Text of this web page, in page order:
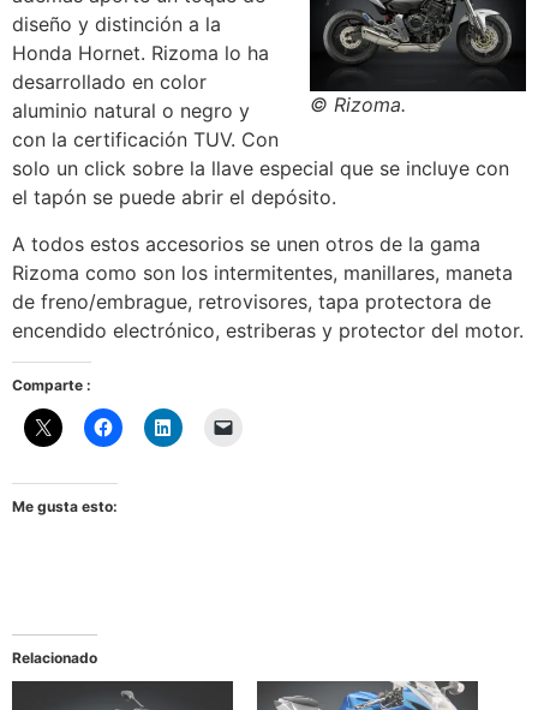
© Rizoma.
diseño y distinción a la
Honda Hornet. Rizoma lo ha
desarrollado en color
aluminio natural o negro y
con la certificación TUV. Con
solo un click sobre la llave especial que se incluye con
el tapón se puede abrir el depósito.
A todos estos accesorios se unen otros de la gama
Rizoma como son los intermitentes, manillares, maneta
de freno/embrague, retrovisores, tapa protectora de
encendido electrónico, estriberas y protector del motor.
Comparte :
Me gusta esto:
Relacionado